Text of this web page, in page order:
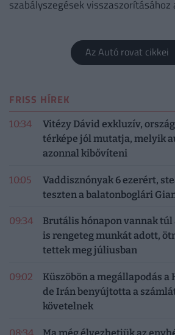
szabályszegések visszaszorításához
Az Autó rovat cikkei
FRISS HÍREK
10:34
Vitézy Dávid exkluzív,
térképe jól mutatja, melyik
azonnal kibővíteni
10:05
Vaddisznónyak 6 ezerért,
teszten a balatonboglári
09:34
Brutális hónapon vannak túl
is rengeteg munkát adott,
tettek meg júliusban
09:02
Küszöbön a megállapodás
de Irán benyújtotta a
követelnek